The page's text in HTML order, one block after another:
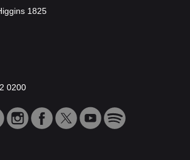
1825
0200